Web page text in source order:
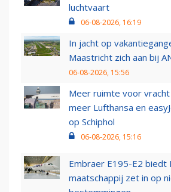
luchtvaart
06-08-2026, 16:19
In jacht op
Maastricht zich aan bij
06-08-2026, 15:56
Meer ruimte voor
meer Lufthansa en
op Schiphol
06-08-2026, 15:16
Embraer E195-E2 biedt
maatschappij zet in op